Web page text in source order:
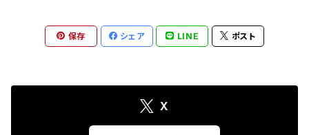
保存 シェア LINE ポスト
X